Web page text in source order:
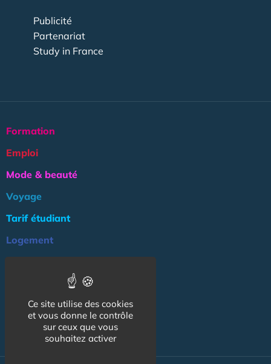
Publicité
Partenariat
Study in France
Formation
Emploi
Mode & beauté
Voyage
Tarif étudiant
Logement
Association
NOS AUTRES SITES :
Ce site utilise des cookies
et vous donne le contrôle
sur ceux que vous
souhaitez activer